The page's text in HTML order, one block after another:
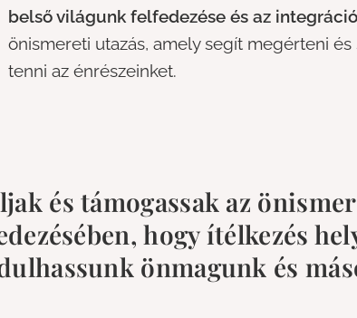
belső világunk felfedezése és az
önismereti utazás, amely segít megérteni
tenni az énrészeinket.
és támogassak az
hogy ítélkezés
önmagunk és